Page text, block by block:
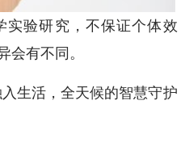
验研究，不保证个体效
会有不同。
活，全天候的智慧守护